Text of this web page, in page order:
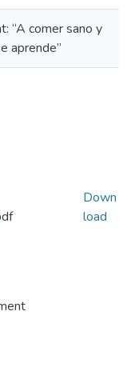
“A comer sano y
aprende”
Down
load